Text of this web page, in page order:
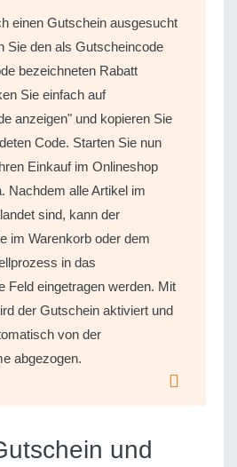
einen Gutschein ausgesucht
Sie den als Gutscheincode
bezeichneten Rabatt
Sie einfach auf
anzeigen" und kopieren Sie
Code. Starten Sie nun
Einkauf im Onlineshop
Nachdem alle Artikel im
sind, kann der
im Warenkorb oder dem
in das
Feld eingetragen werden. Mit
der Gutschein aktiviert und
von der
abgezogen.
und